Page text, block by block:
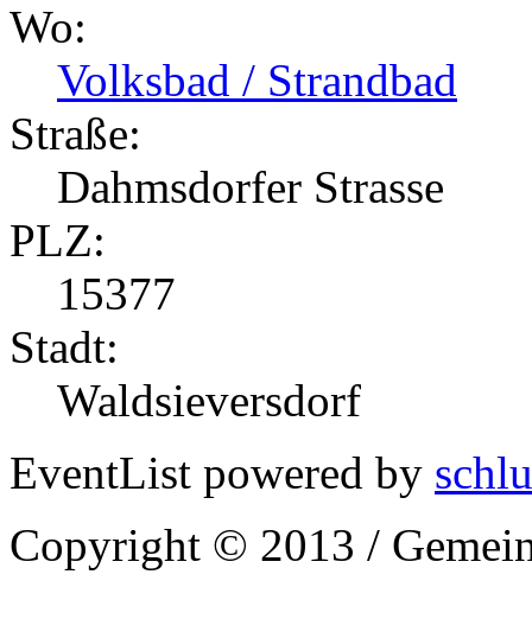
Wo:
Volksbad / Strandbad
Straße:
Dahmsdorfer Strasse
PLZ:
15377
Stadt:
Waldsieversdorf
EventList powered by
Copyright © 2013 /